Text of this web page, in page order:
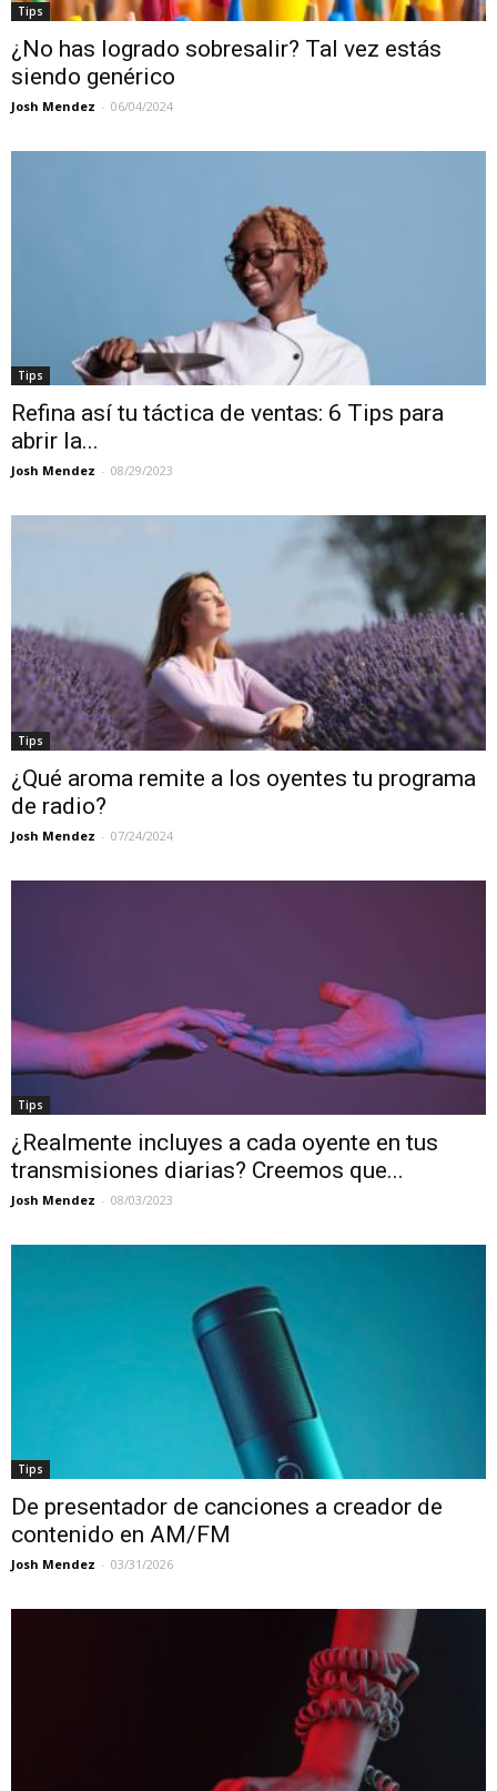
Tips
¿No has logrado sobresalir? Tal vez estás
siendo genérico
Josh Mendez - 06/04/2024
Tips
Refina así tu táctica de ventas: 6 Tips para
abrir la...
Josh Mendez - 08/29/2023
Tips
¿Qué aroma remite a los oyentes tu programa
de radio?
Josh Mendez - 07/24/2024
Tips
¿Realmente incluyes a cada oyente en tus
transmisiones diarias? Creemos que...
Josh Mendez - 08/03/2023
Tips
De presentador de canciones a creador de
contenido en AM/FM
Josh Mendez - 03/31/2026